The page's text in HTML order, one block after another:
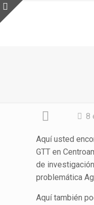
8
Aquí usted
GTT en
de
problemática
Aquí también